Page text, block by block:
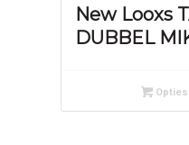
New Looxs
DUBBEL